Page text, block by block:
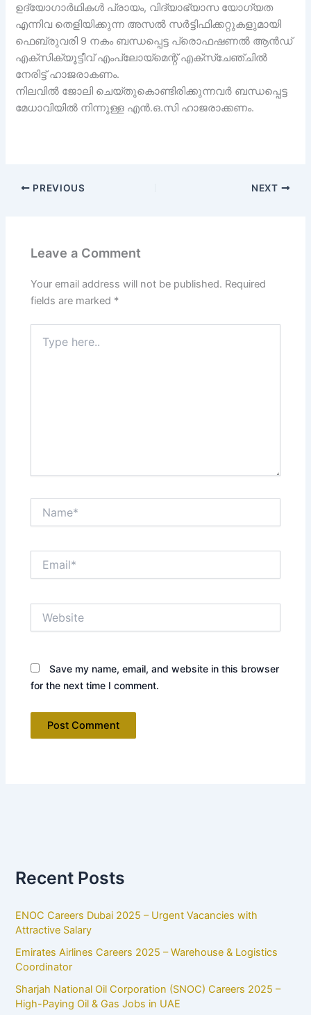
ഉദ്യോഗാർഥികൾ പ്രായം, വിദ്യാഭ്യാസ യോഗ്യത
എന്നിവ തെളിയിക്കുന്ന അസൽ സർട്ടിഫിക്കറ്റുകളുമായി
ഫെബ്രുവരി 9 നകം ബന്ധപ്പെട്ട പ്രൊഫഷണൽ ആൻഡ്
എക്സിക്യൂട്ടീവ് എംപ്ലോയ്മെന്റ് എക്സ്ചേഞ്ചിൽ
നേരിട്ട് ഹാജരാകണം.
നിലവിൽ ജോലി ചെയ്തുകൊണ്ടിരിക്കുന്നവർ ബന്ധപ്പെട്ട
മേധാവിയിൽ നിന്നുള്ള എൻ.ഒ.സി ഹാജരാക്കണം.
PREVIOUS NEXT
Leave a Comment
Your email address will not be published. Required
fields are marked *
here..
Save my name, email, and website in this browser
for the next time I comment.
Recent Posts
ENOC Careers Dubai 2025 – Urgent Vacancies with
Attractive Salary
Emirates Airlines Careers 2025 – Warehouse & Logistics
Coordinator
Sharjah National Oil Corporation (SNOC) Careers 2025 –
High-Paying Oil & Gas Jobs in UAE